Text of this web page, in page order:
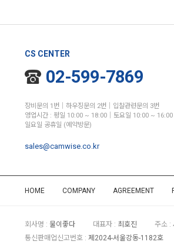
CS CENTER
02-599-7869
장비문의 1번│하우징문의 2번│입찰관련문의 3번
영업시간 : 평일 10:00 ~ 18:00│토요일 10:00 ~ 16:00
일요일 공휴일 (예약방문)
sales@camwise.co.kr
HOME COMPANY AGREEMENT
회사명 : 물이좋다 대표자 : 최호진 주소 :
통신판매업신고번호 : 제2024-서울강동-1182호